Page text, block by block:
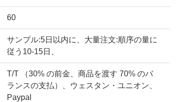
60
サンプル:5日以内に、大量注文:順序の量に
従う10-15日、
T/T （30% の前金、商品を渡す 70% のバ
ランスの支払）、ウェスタン・ユニオン、
Paypal